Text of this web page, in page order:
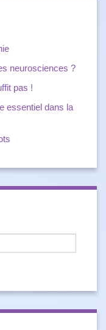
neurosciences ?
pas !
essentiel dans la